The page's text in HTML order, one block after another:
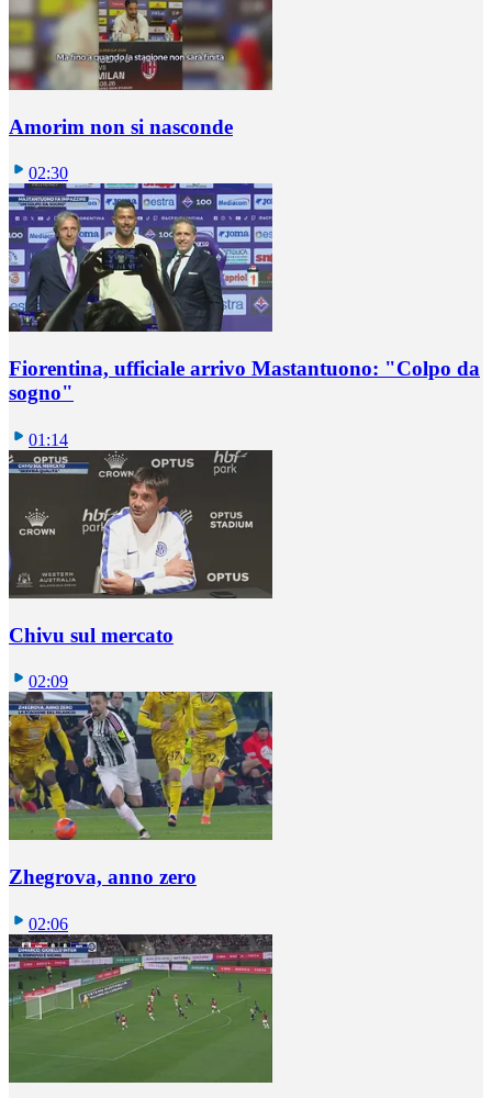
Amorim non si nasconde
02:30
Fiorentina, ufficiale arrivo Mastantuono: "Colpo da
sogno"
01:14
Chivu sul mercato
02:09
Zhegrova, anno zero
02:06